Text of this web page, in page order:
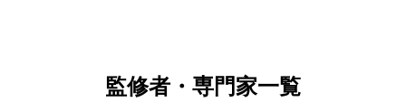
監修者・専門家一覧